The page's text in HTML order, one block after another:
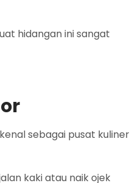
hidangan ini sangat
sebagai pusat kuliner
kaki atau naik ojek